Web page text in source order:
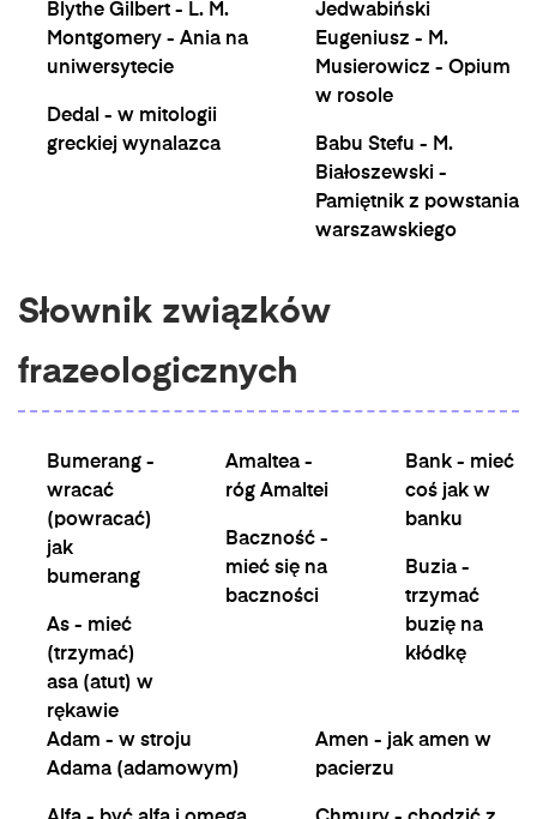
Blythe Gilbert - L. M.
Montgomery - Ania na
uniwersytecie
Dedal - w mitologii
greckiej wynalazca
Jedwabiński
Eugeniusz - M.
Musierowicz - Opium
w rosole
Babu Stefu - M.
Białoszewski -
Pamiętnik z powstania
warszawskiego
Słownik związków
frazeologicznych
Bumerang -
wracać
(powracać)
jak
bumerang
As - mieć
(trzymać)
asa (atut) w
rękawie
Amaltea -
róg Amaltei
Baczność -
mieć się na
baczności
Bank - mieć
coś jak w
banku
Buzia -
trzymać
buzię na
kłódkę
Adam - w stroju
Adama (adamowym)
Amen - jak amen w
pacierzu